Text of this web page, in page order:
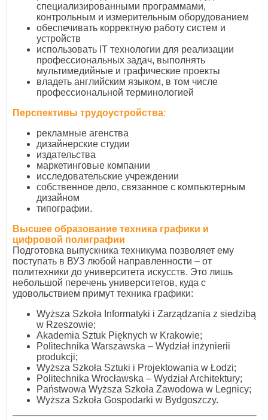
специализированными программами,
контрольным и измерительным оборудованием
обеспечивать корректную работу систем и
устройств
использовать IТ технологии для реализации
профессиональных задач, выполнять
мультимедийные и графические проекты
владеть английским языком, в том числе
профессиональной терминологией
Перспективы трудоустройства:
рекламные агенства
дизайнерские студии
издательства
маркетинговые компании
исследовательские учреждении
собственное дело, связанное с компьютерным
дизайном
типографии.
Высшее образование техника графики и
цифровой полиграфии
Подготовка выпускника техникума позволяет ему
поступать в ВУЗ любой направленности – от
политехники до университета искусств. Это лишь
небольшой перечень университетов, куда с
удовольствием примут техника графики:
Wyższa Szkoła Informatyki i Zarządzania z siedzibą
w Rzeszowie;
Akademia Sztuk Pięknych w Krakowie;
Politechnika Warszawska – Wydział inżynierii
produkcji;
Wyższa Szkoła Sztuki i Projektowania w Łodzi;
Politechnika Wrocławska – Wydział Architektury;
Państwowa Wyższa Szkoła Zawodowa w Legnicy;
Wyższa Szkoła Gospodarki w Bydgoszczy.